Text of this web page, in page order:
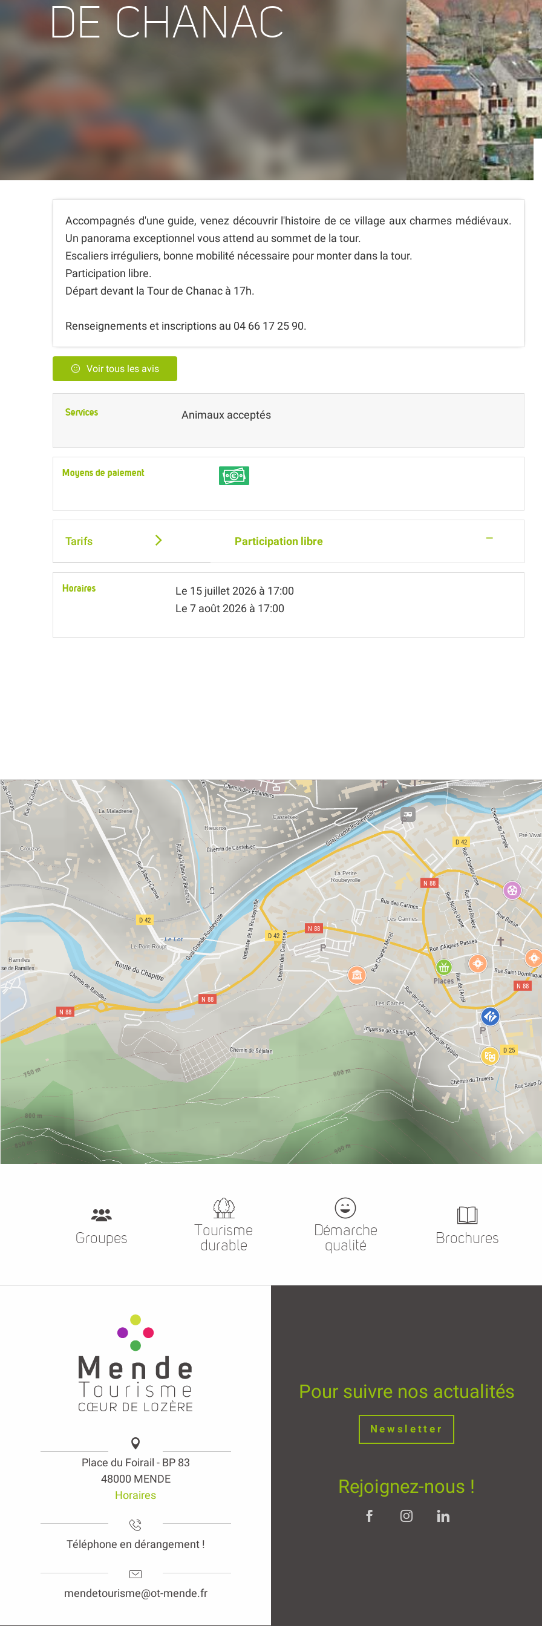
DE CHANAC
Accompagnés d'une guide, venez découvrir l'histoire de ce village aux charmes médiévaux.
Un panorama exceptionnel vous attend au sommet de la tour.
Escaliers irréguliers, bonne mobilité nécessaire pour monter dans la tour.
Participation libre.
Départ devant la Tour de Chanac à 17h.
Renseignements et inscriptions au 04 66 17 25 90.
Voir tous les avis
Services Animaux acceptés
Moyens de paiement
Tarifs Participation libre —
Horaires Le 15 juillet 2026 à 17:00
Le 7 août 2026 à 17:00
Groupes
Tourisme
durable
Démarche
qualité
Brochures
Place du Foirail - BP 83
48000 MENDE
Horaires
Téléphone en dérangement !
mendetourisme@ot-mende.fr
Pour suivre nos actualités
Newsletter
Rejoignez-nous !